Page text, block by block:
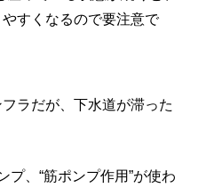
すくなるので要注意で
ラだが、下水道が滞った
プ、“筋ポンプ作用”が使わ